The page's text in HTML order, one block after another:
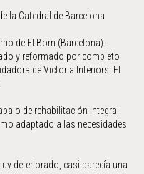
la Catedral de Barcelona
de El Born (Barcelona)-
y reformado por completo
de Victoria Interiors. El
de rehabilitación integral
adaptado a las necesidades
deteriorado, casi parecía una